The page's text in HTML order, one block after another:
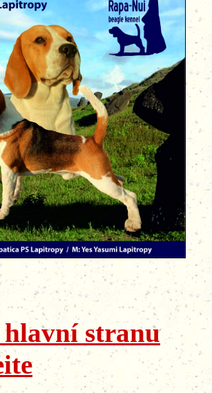
stranu